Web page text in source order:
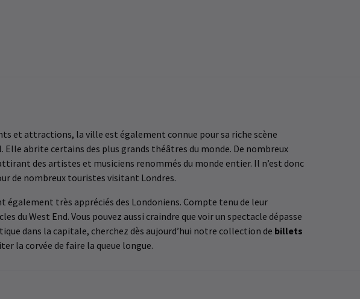
et attractions, la ville est également connue pour sa riche scène
abrite certains des plus grands théâtres du monde. De nombreux
des artistes et musiciens renommés du monde entier. Il n’est donc
de nombreux touristes visitant Londres.
très appréciés des Londoniens. Compte tenu de leur
du West End. Vous pouvez aussi craindre que voir un spectacle dépasse
dans la capitale, cherchez dès aujourd’hui notre collection de billets
la corvée de faire la queue longue.